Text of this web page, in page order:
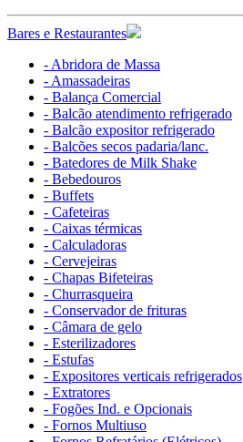
Bares e Restaurantes
- Abridora de Massa
- Amassadeiras
- Balança Comercial
- Balcão atendimento refrigerado
- Balcão expositor refrigerado
- Balcões secos padaria/lanc.
- Batedores de Milk Shake
- Bebedouros
- Buffets
- Cafeteiras
- Caixas térmicas
- Calculadoras
- Cervejeiras
- Chapas Bifeteiras
- Churrasqueira
- Conservador de frituras
- Câmara de gelo
- Esterilizadores
- Estufas
- Expositores verticais refrigerados
- Extratores
- Fogões Ind. e Opcionais
- Fornos Multiuso